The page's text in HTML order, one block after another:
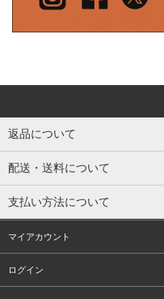
返品について
配送・送料について
支払い方法について
マイアカウント
ログイン